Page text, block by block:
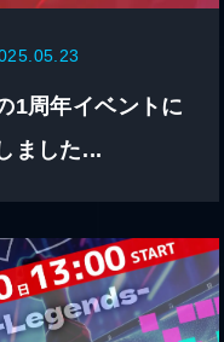
1周年イベントに
ました...